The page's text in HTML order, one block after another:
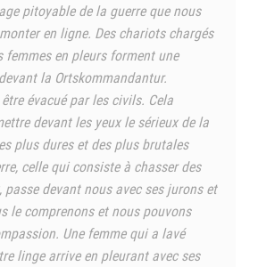
pitoyable de la guerre que nous
en ligne. Des chariots chargés
femmes en pleurs forment une
la Ortskommandantur.
évacué par les civils. Cela
devant les yeux le sérieux de la
plus dures et des plus brutales
celle qui consiste à chasser des
passe devant nous avec ses jurons et
le comprenons et nous pouvons
Une femme qui a lavé
linge arrive en pleurant avec ses